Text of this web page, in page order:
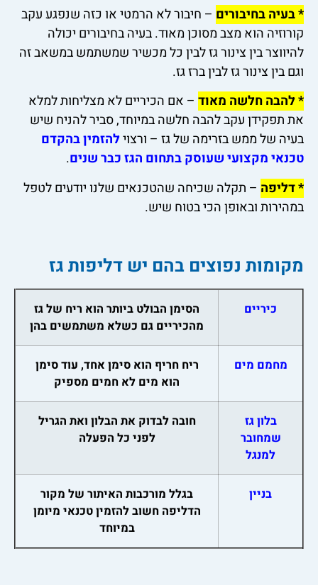
* בעיה בחיבורים – חיבור לא הרמטי או כזה שנפגע עקב
קורוזיה הוא מצב מסוכן מאוד. בעיה בחיבורים יכולה
להיווצר בין צינור גז לבין כל מכשיר שמשתמש במשאב זה
וגם בין צינור גז לבין ברז גז.
* להבה חלשה מאוד – אם הכיריים לא מצליחות למלא
את תפקידן עקב להבה חלשה במיוחד, סביר להניח שיש
בעיה של ממש בזרימה של גז – ורצוילהזמין בהקדם
טכנאי מקצועי שעוסק בתחום הגז כבר שנים.
* דליפה – תקלה שכיחה שהטכנאים שלנו יודעים לטפל
במהירות ובאופן הכי בטוח שיש.
מקומות נפוצים בהם יש דליפות גז
כיריים
הסימן הבולט ביותר הוא ריח של גז
מהכיריים גם כשלא משתמשים בהן
מחמם מים
ריח חריף הוא סימן אחד, עוד סימן
הוא מים לא חמים מספיק
בלון גז
שמחובר
למנגל
חובה לבדוק את הבלון ואת הגריל
לפני כל הפעלה
בניין
בגלל מורכבות האיתור של מקור
הדליפה חשוב להזמין טכנאי מיומן
במיוחד